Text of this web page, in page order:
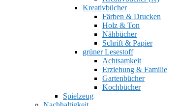
Kreativbücher
Färben & Drucken
Holz & Ton
Nähbücher
Schrift & Papier
grüner Lesestoff
Achtsamkeit
Erziehung & Familie
Gartenbücher
Kochbücher
Spielzeug